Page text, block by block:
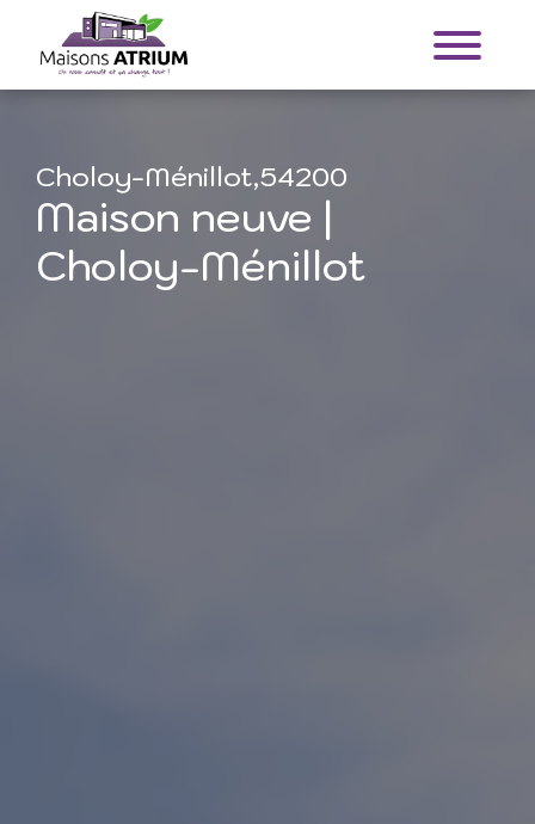
Choloy-Ménillot,54200
Maison neuve |
Choloy-Ménillot